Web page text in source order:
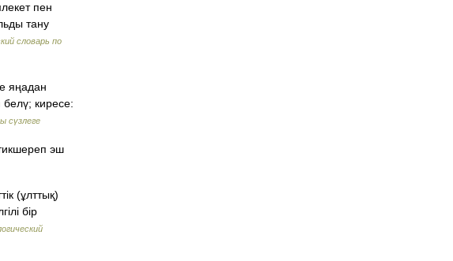
пен
тану
словарь по
яңадан
киресе:
сүзлеге
эш
(ұлттық)
бір